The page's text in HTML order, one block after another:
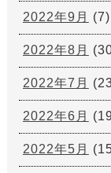
2022年9月 (7)
2022年8月
2022年7月
2022年6月
2022年5月